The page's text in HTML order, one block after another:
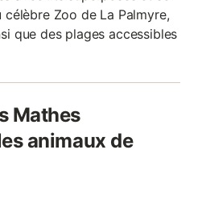
Zoo de La Palmyre,
que des plages accessibles
Mathes
animaux de